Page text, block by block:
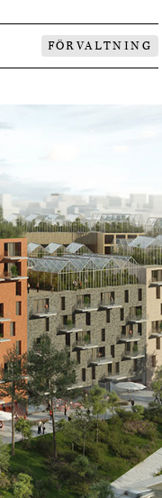
FÖRVALTNING